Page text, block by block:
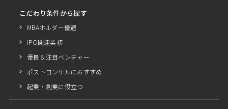
こだわり条件から探す
MBAホルダー優遇
IPO関連業務
優良＆注目ベンチャー
ポストコンサルにおすすめ
起業・創業に役立つ